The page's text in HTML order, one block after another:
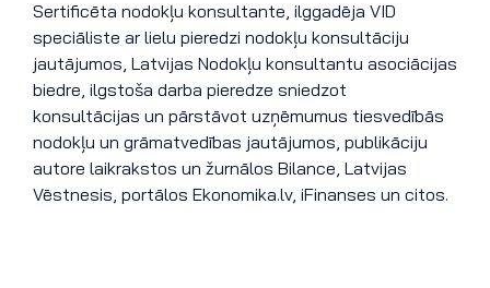
Sertificēta nodokļu konsultante, ilggadēja VID
speciāliste ar lielu pieredzi nodokļu konsultāciju
jautājumos, Latvijas Nodokļu konsultantu asociācijas
biedre, ilgstoša darba pieredze sniedzot
konsultācijas un pārstāvot uzņēmumus tiesvedībās
nodokļu un grāmatvedības jautājumos, publikāciju
autore laikrakstos un žurnālos Bilance, Latvijas
Vēstnesis, portālos Ekonomika.lv, iFinanses un citos.